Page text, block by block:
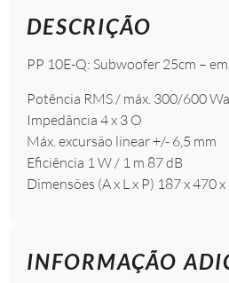
DESCRIÇÃO
PP 10E-Q: Subwoofer 25cm –
Potência RMS / máx. 300/600
Impedância 4 x 3 O
Máx. excursão linear +/- 6,5 mm
Eficiência 1 W / 1 m 87 dB
Dimensões (A x L x P) 187 x 470
INFORMAÇÃO